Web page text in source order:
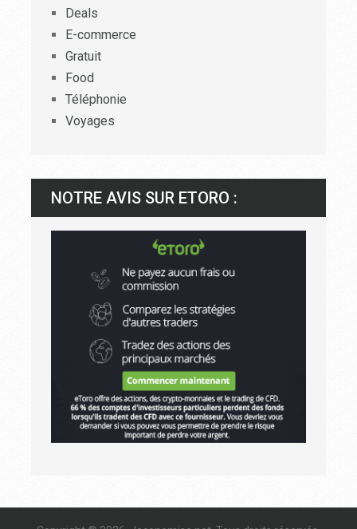
Deals
E-commerce
Gratuit
Food
Téléphonie
Voyages
NOTRE AVIS SUR ETORO :